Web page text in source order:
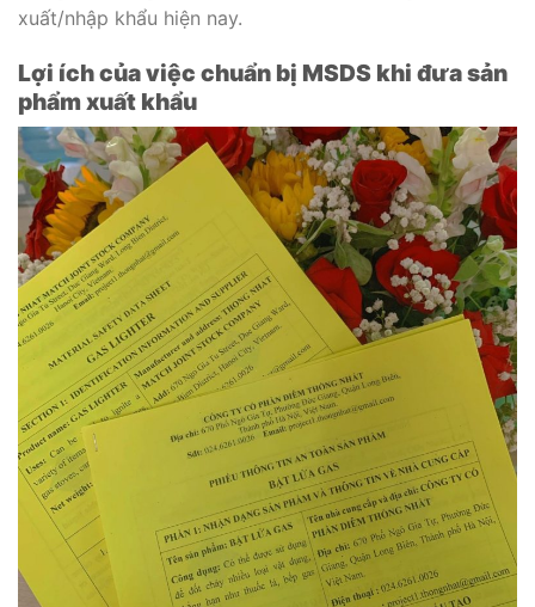
xuất/nhập khẩu hiện nay.
Lợi ích của việc chuẩn bị MSDS khi đưa sản
phẩm xuất khẩu